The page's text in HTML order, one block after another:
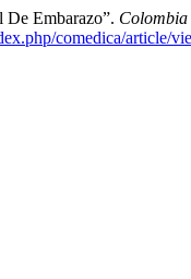
De Embarazo”.
comedica/article/